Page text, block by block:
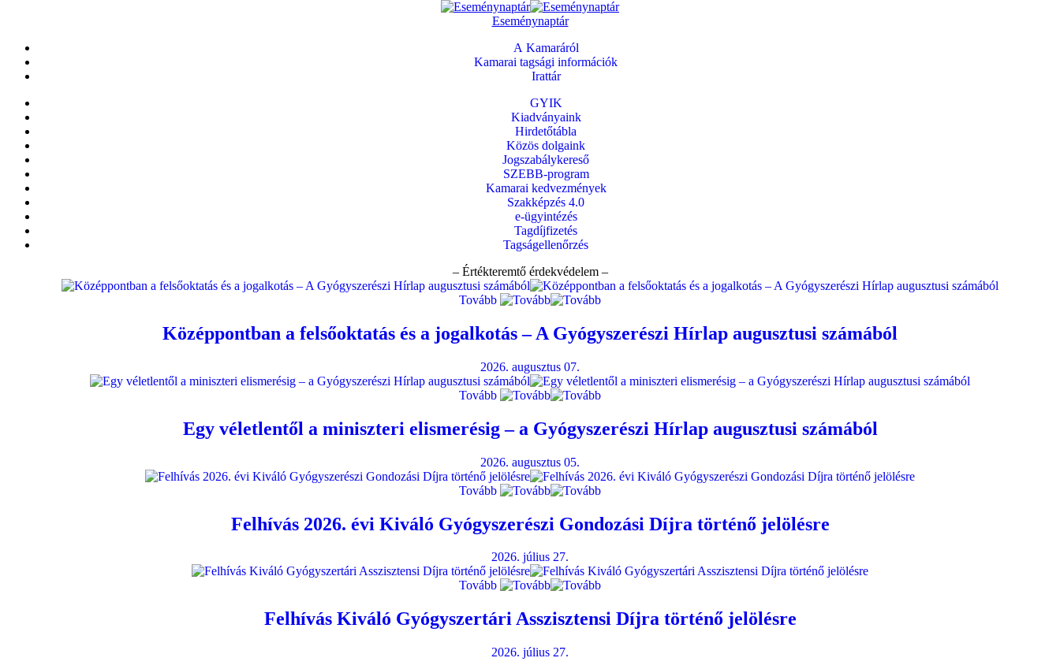
Eseménynaptár
A Kamaráról
Kamarai tagsági információk
Irattár
GYIK
Kiadványaink
Hirdetőtábla
Közös dolgaink
Jogszabálykereső
SZEBB-program
Kamarai kedvezmények
Szakképzés 4.0
e-ügyintézés
Tagdíjfizetés
Tagságellenőrzés
– Értékteremtő érdekvédelem –
Tovább
Középpontban a felsőoktatás és a jogalkotás – A Gyógyszerészi Hírlap augusztusi számából
2026. augusztus 07.
Tovább
Egy véletlentől a miniszteri elismerésig – a Gyógyszerészi Hírlap augusztusi számából
2026. augusztus 05.
Tovább
Felhívás 2026. évi Kiváló Gyógyszerészi Gondozási Díjra történő jelölésre
2026. július 27.
Tovább
Felhívás Kiváló Gyógyszertári Asszisztensi Díjra történő jelölésre
2026. július 27.